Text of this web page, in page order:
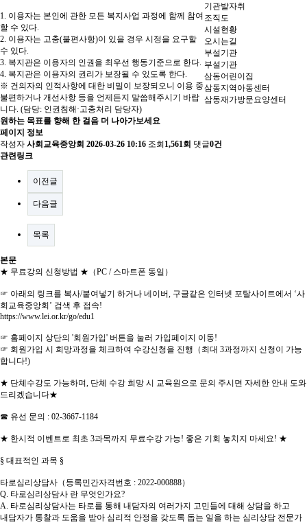
기관발자취
조직도
시설현황
오시는길
부설기관
부설기관
삼동어린이집
삼동지역아동센터
삼동재가방문요양센터
1. 이용자는 본인에 관한 모든 복지사업 과정에 함께 참여
할 수 있다.
2. 이용자는 고충(불편사항)이 있을 경우 시정을 요구할
수 있다.
3. 복지관은 이용자의 인권을 최우선 행동기준으로 한다.
4. 복지관은 이용자의 권리가 보장될 수 있도록 한다.
※ 건의자의 인적사항에 대한 비밀이 보장되오니 이용 중
불편하거나 개선사항 등을 언제든지 말씀해주시기 바랍
니다. (담당: 인권침해·고충처리 담당자)
원하는 목표를 향해 한 걸음 더 나아가보세요
페이지 정보
작성자 사회교육중앙회 2026-03-26 10:16 조회 1,561회 댓글0건
관련링크
이전글
다음글
목록
본문
★ 무료강의 신청방법 ★（PC / 스마트폰 동일）
☞ 아래의 링크를 복사/붙여넣기 하거나 네이버, 구글같은 인터넷 포탈사이트에서 ‘사
회교육중앙회’ 검색 후 접속!
https://www.lei.or.kr/go/edu1
☞ 홈페이지 상단의 '회원가입' 버튼을 눌러 가입페이지 이동!
☞ 회원가입 시 희망과정을 체크하여 수강신청을 진행（최대 3과정까지 신청이 가능
합니다!)
★ 단체수강도 가능하며, 단체 수강 희망 시 교육원으로 문의 주시면 자세한 안내 도와
드리겠습니다★
☎ 유선 문의 : 02-3667-1184
★ 한시적 이벤트로 최초 3과목까지 무료수강 가능! 좋은 기회 놓치지 마세요! ★
§ 대표적인 과목 §
타로심리상담사（등록민간자격번호 : 2022-000888）
Q. 타로심리상담사 란 무엇인가요?
A. 타로심리상담사는 타로를 통해 내담자의 여러가지 고민들에 대해 상담을 하고
내담자가 통찰과 도움을 받아 심리적 안정을 갖도록 돕는 일을 하는 심리상담 전문가